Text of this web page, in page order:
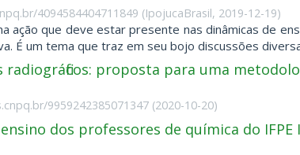
4094584404711849 (IpojucaBrasil, 2019-12-19)
ação que deve estar presente nas dinâmicas de
É um tema que traz em seu bojo discussões
proposta para uma
9959242385071347 (2020-10-20)
dos professores de química do